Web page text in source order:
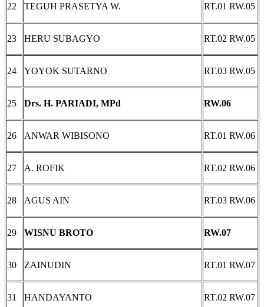
22 TEGUH PRASETYA W. RT.01 RW.05
23 HERU SUBAGYO RT.02 RW.05
24 YOYOK SUTARNO RT.03 RW.05
25 Drs. H. PARIADI, MPd RW.06
26 ANWAR WIBISONO RT.01 RW.06
27 A. ROFIK RT.02 RW.06
28 AGUS AIN RT.03 RW.06
29 WISNU BROTO RW.07
30 ZAINUDIN RT.01 RW.07
31 HANDAYANTO RT.02 RW.07